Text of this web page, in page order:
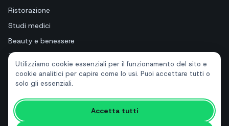
Utilizziamo cookie essenziali per il funzionamento del sito e
cookie analitici per capire come lo usi. Puoi accettare tutti o
solo gli essenziali.
Accetta tutti
Ristorazione
Studi medici
Beauty e benessere
Turismo e hotel
Immobiliari
RISORSE
Strumenti gratuiti